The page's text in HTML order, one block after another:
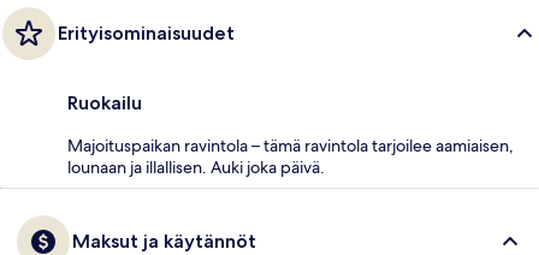
Erityisominaisuudet
Ruokailu
Majoituspaikan ravintola – tämä ravintola tarjoilee aamiaisen,
lounaan ja illallisen. Auki joka päivä.
Maksut ja käytännöt